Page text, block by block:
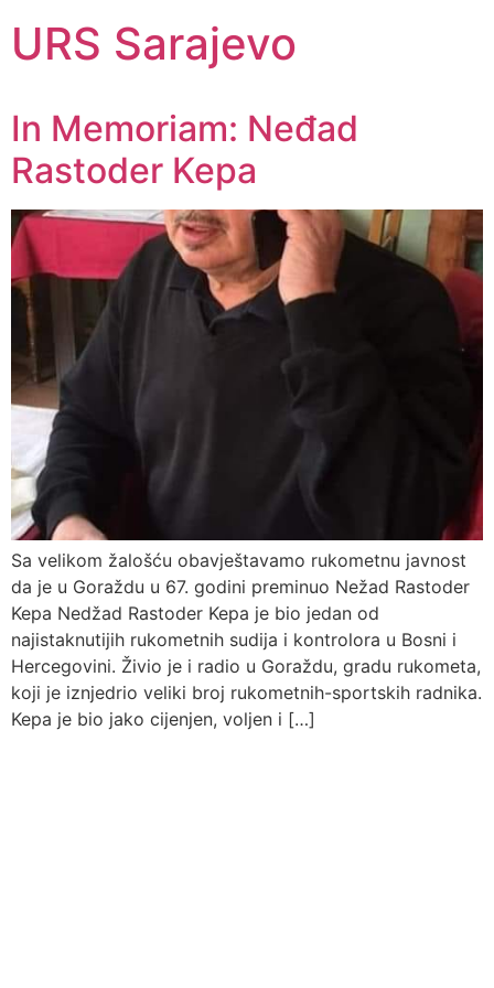
URS Sarajevo
In Memoriam: Neđad
Rastoder Kepa
Sa velikom žalošću obavještavamo rukometnu javnost
da je u Goraždu u 67. godini preminuo Nežad Rastoder
Kepa Nedžad Rastoder Kepa je bio jedan od
najistaknutijih rukometnih sudija i kontrolora u Bosni i
Hercegovini. Živio je i radio u Goraždu, gradu rukometa,
koji je iznjedrio veliki broj rukometnih-sportskih radnika.
Kepa je bio jako cijenjen, voljen i […]